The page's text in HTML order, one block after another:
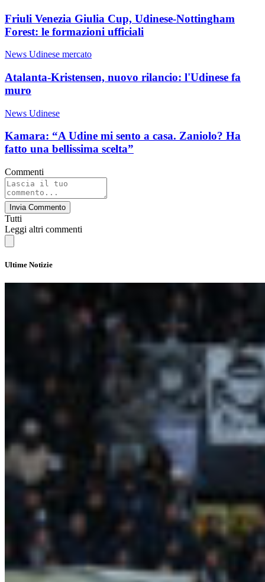
Friuli Venezia Giulia Cup, Udinese-Nottingham
Forest: le formazioni ufficiali
News Udinese mercato
Atalanta-Kristensen, nuovo rilancio: l'Udinese fa
muro
News Udinese
Kamara: “A Udine mi sento a casa. Zaniolo? Ha
fatto una bellissima scelta”
Commenti
Invia Commento
Tutti
Leggi altri commenti
Ultime Notizie